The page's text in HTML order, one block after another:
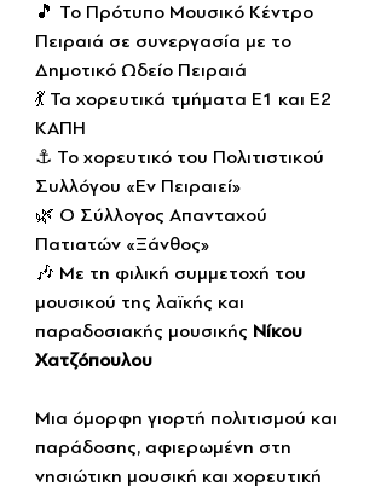
🎵 Το Πρότυπο Μουσικό Κέντρο
Πειραιά σε συνεργασία με το
Δημοτικό Ωδείο Πειραιά
💃 Τα χορευτικά τμήματα Ε1 και Ε2
ΚΑΠΗ
⚓ Το χορευτικό του Πολιτιστικού
Συλλόγου «Εν Πειραιεί»
🌿 Ο Σύλλογος Απανταχού
Πατιατών «Ξάνθος»
🎶 Με τη φιλική συμμετοχή του
μουσικού της λαϊκής και
παραδοσιακής μουσικής Νίκου
Χατζόπουλου
Μια όμορφη γιορτή πολιτισμού και
παράδοσης, αφιερωμένη στη
νησιώτικη μουσική και χορευτική